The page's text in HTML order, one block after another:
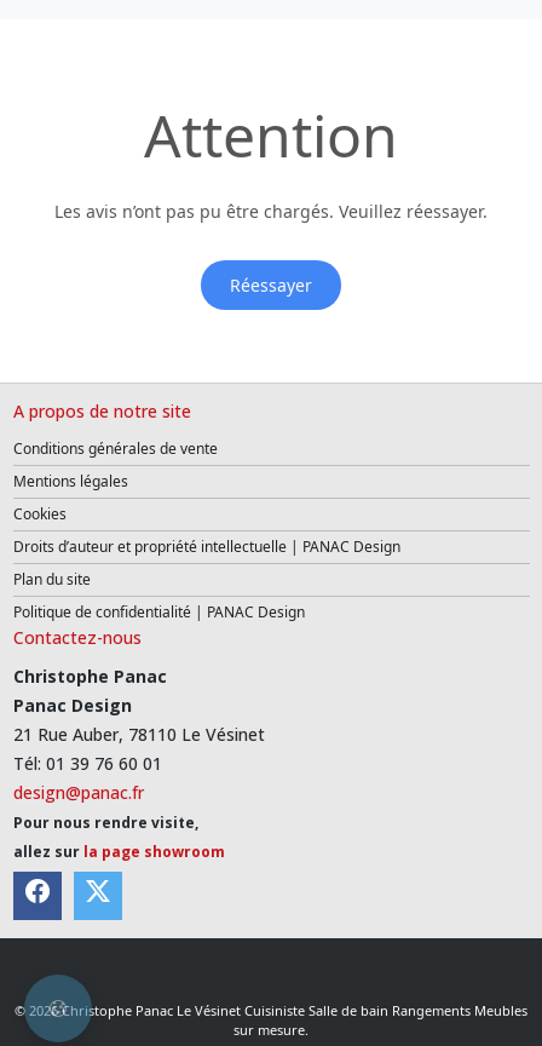
Attention
Les avis n’ont pas pu être chargés. Veuillez réessayer.
Réessayer
A propos de notre site
Conditions générales de vente
Mentions légales
Cookies
Droits d’auteur et propriété intellectuelle | PANAC Design
Plan du site
Politique de confidentialité | PANAC Design
Contactez-nous
Christophe Panac
Panac Design
21 Rue Auber, 78110 Le Vésinet
Tél: 01 39 76 60 01
design@panac.fr
Pour nous rendre visite,
allez sur la page showroom
© 2026 Christophe Panac Le Vésinet Cuisiniste Salle de bain Rangements Meubles
sur mesure.